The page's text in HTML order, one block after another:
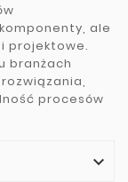
ale
projektowe.
branżach
procesów
